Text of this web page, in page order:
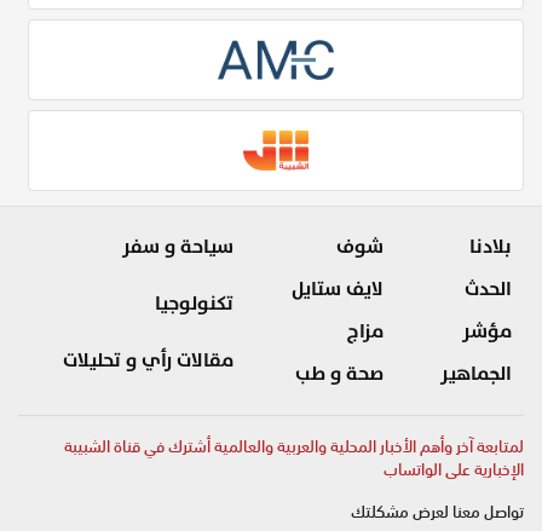
بلادنا
الحدث
مؤشر
الجماهير
شوف
لايف ستايل
مزاج
صحة و طب
سياحة و سفر
تكنولوجيا
مقالات رأي و تحليلات
لمتابعة آخر وأهم الأخبار المحلية والعربية والعالمية أشترك في قناة الشبيبة
الإخبارية على الواتساب
تواصل معنا لعرض مشكلتك